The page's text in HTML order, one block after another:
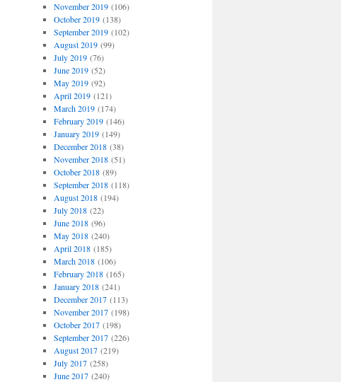
November 2019(106)
October 2019(138)
September 2019(102)
August 2019(99)
July 2019(76)
June 2019(52)
May 2019(92)
April 2019(121)
March 2019(174)
February 2019(146)
January 2019(149)
December 2018(38)
November 2018(51)
October 2018(89)
September 2018(118)
August 2018(194)
July 2018(22)
June 2018(96)
May 2018(240)
April 2018(185)
March 2018(106)
February 2018(165)
January 2018(241)
December 2017(113)
November 2017(198)
October 2017(198)
September 2017(226)
August 2017(219)
July 2017(258)
June 2017(240)